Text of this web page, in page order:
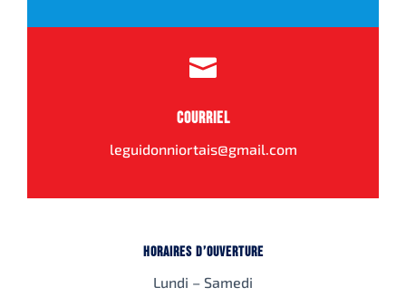

Courriel
leguidonniortais@gmail.com
Horaires d’ouverture
Lundi – Samedi